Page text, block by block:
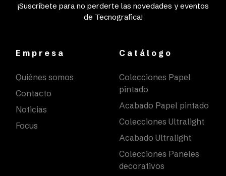
¡Suscríbete para no perderte las novedades y eventos
de Tecnografica!
Empresa
Quiénes somos
Contacto
Noticias
Focus
Catálogo
Colecciones Papel
pintado
Acabado Papel pintado
Colecciones Ultralight
Acabado Ultralight
Colecciones Paneles
decorativos